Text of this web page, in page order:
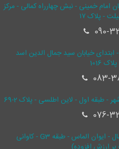
امام خمینی - نبش چهارراه کمالی - مرکز
- پلاک ۱۷
090-
ابتدای خیابان سید جمال ‌الدین اسد
1016
083-
- طبقه اول - لاین اطلسی - پلاک 2-69
076-
ایران مال - ایوان الماس - طبقه G3 - کاوانی